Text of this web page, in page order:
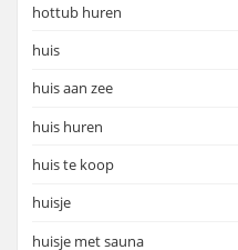
hottub huren
huis
huis aan zee
huis huren
huis te koop
huisje
huisje met sauna